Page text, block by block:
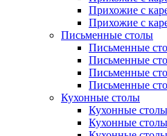
Прихожие с
Прихожие с
Письменные столы
Письменные
Письменные
Письменные
Письменные
Кухонные столы
Кухонные
Кухонные